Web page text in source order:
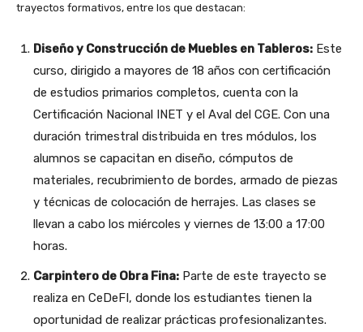
trayectos formativos, entre los que destacan:
Diseño y Construcción de Muebles en Tableros: Este
curso, dirigido a mayores de 18 años con certificación
de estudios primarios completos, cuenta con la
Certificación Nacional INET y el Aval del CGE. Con una
duración trimestral distribuida en tres módulos, los
alumnos se capacitan en diseño, cómputos de
materiales, recubrimiento de bordes, armado de piezas
y técnicas de colocación de herrajes. Las clases se
llevan a cabo los miércoles y viernes de 13:00 a 17:00
horas.
Carpintero de Obra Fina: Parte de este trayecto se
realiza en CeDeFI, donde los estudiantes tienen la
oportunidad de realizar prácticas profesionalizantes.